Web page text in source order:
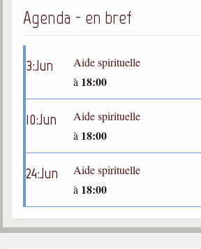
Maximes
séance d'aide spirituelle
Enseignement
L'Agora
Posez-nous des questions
Consultez les réponses
Agenda - en bref
3:Jun
Aide spirituelle
à 18:00
10:Jun
Aide spirituelle
à 18:00
24:Jun
Aide spirituelle
à 18:00